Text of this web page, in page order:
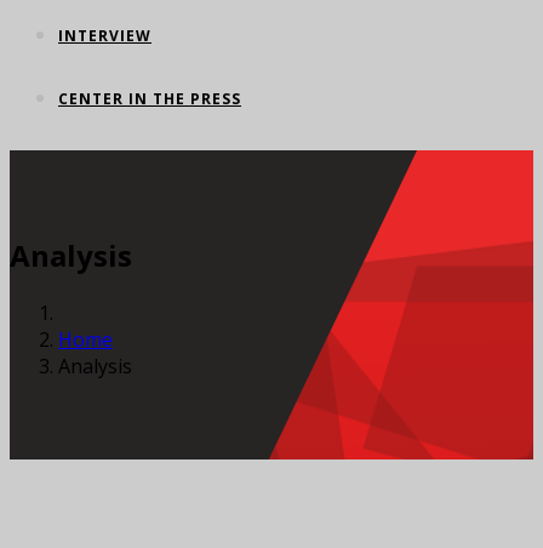
INTERVIEW
CENTER IN THE PRESS
Analysis
Home
Analysis